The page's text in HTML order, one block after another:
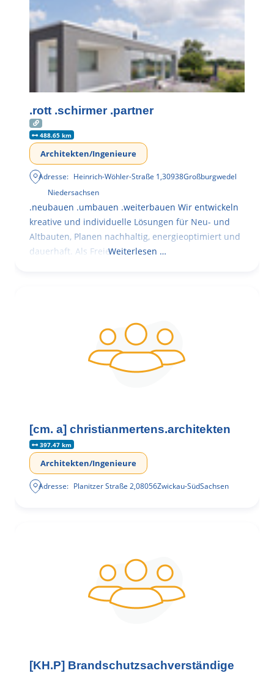
.rott .schirmer .partner
488.65 km
Architekten/Ingenieure
Adresse: Heinrich-Wöhler-Straße 1,30938Großburgwedel
Niedersachsen
.neubauen .umbauen .weiterbauen Wir entwickeln
kreative und individuelle Lösungen für Neu- und
Altbauten, Planen nachhaltig, energieoptimiert und
dauerhaft. Als FreieWeiterlesen …
[cm. a] christianmertens.architekten
397.47 km
Architekten/Ingenieure
Adresse: Planitzer Straße 2,08056Zwickau-SüdSachsen
[KH.P] Brandschutzsachverständige